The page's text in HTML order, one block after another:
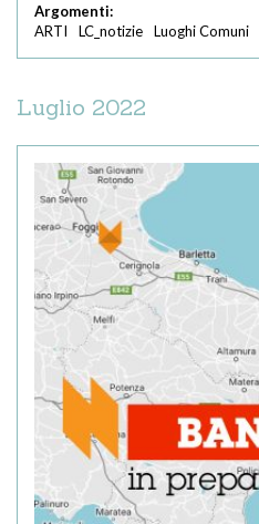
Argomenti:
ARTI
LC_notizie Luoghi Comuni
Luglio 2022